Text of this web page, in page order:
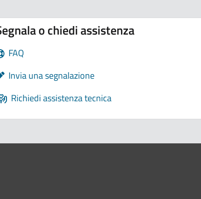
o chiedi assistenza
FAQ
Invia una segnalazione
Richiedi assistenza tecnica